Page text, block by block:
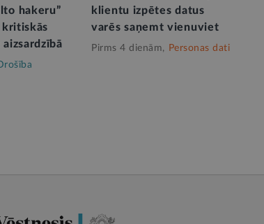
hakeru”
klientu izpētes datus
varēs saņemt vienuviet
Pirms 4 dienām, Personas dati